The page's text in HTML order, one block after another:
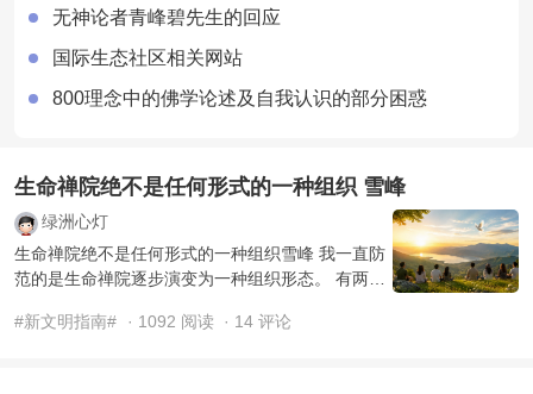
无神论者青峰碧先生的回应
国际生态社区相关网站
800理念中的佛学论述及自我认识的部分困惑
生命禅院绝不是任何形式的一种组织 雪峰
绿洲心灯
生命禅院绝不是任何形式的一种组织雪峰 我一直防
范的是生命禅院逐步演变为一种组织形态。 有两个
是， ...
#新文明指南# · 1092 阅读 · 14 评论